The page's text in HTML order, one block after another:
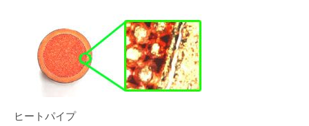
ヒートパイプ